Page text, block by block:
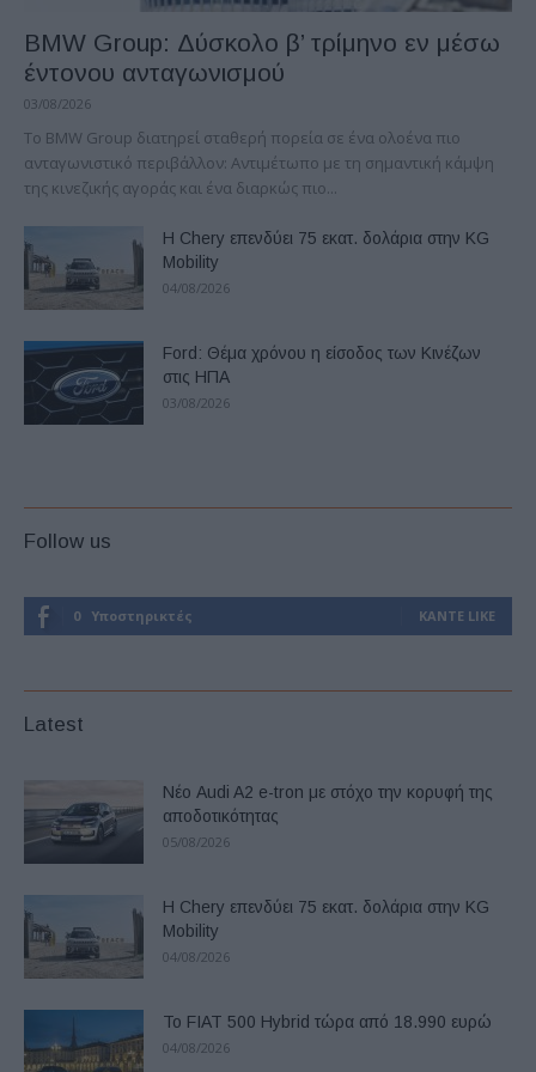
BMW Group: Δύσκολο β’ τρίμηνο εν μέσω
έντονου ανταγωνισμού
03/08/2026
Το BMW Group διατηρεί σταθερή πορεία σε ένα ολοένα πιο
ανταγωνιστικό περιβάλλον: Αντιμέτωπο με τη σημαντική κάμψη
της κινεζικής αγοράς και ένα διαρκώς πιο...
Η Chery επενδύει 75 εκατ. δολάρια στην KG
Mobility
04/08/2026
Ford: Θέμα χρόνου η είσοδος των Κινέζων
στις ΗΠΑ
03/08/2026
Follow us
0 Υποστηρικτές ΚΆΝΤΕ LIKE
Latest
Νέο Audi A2 e-tron με στόχο την κορυφή της
αποδοτικότητας
05/08/2026
Η Chery επενδύει 75 εκατ. δολάρια στην KG
Mobility
04/08/2026
Το FIAT 500 Hybrid τώρα από 18.990 ευρώ
04/08/2026